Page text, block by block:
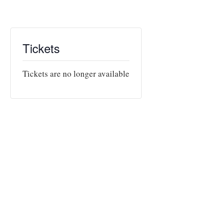
Tickets
Tickets are no longer available